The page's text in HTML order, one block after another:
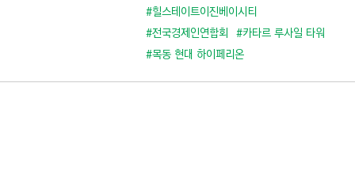
#힐스테이트이진베이시티
#전국경제인연합회 #카타르 루사일 타워
#목동 현대 하이페리온